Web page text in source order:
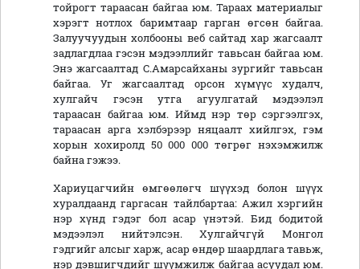
тойрогт тараасан байгаа юм. Тараах материалыг
хэрэгт нотлох баримтаар гарган өгсөн байгаа.
Залуучуудын холбооны веб сайтад хар жагсаалт
задлагдлаа гэсэн мэдээллийг тавьсан байгаа юм.
Энэ жагсаалтад С.Амарсайханы зургийг тавьсан
байгаа. Уг жагсаалтад орсон хүмүүс худалч,
хулгайч гэсэн утга агуулгатай мэдээлэл
тараасан байгаа юм. Иймд нэр төр сэргээлгэх,
тараасан арга хэлбэрээр няцаалт хийлгэх, гэм
хорын хохиролд 50 000 000 төгрөг нэхэмжилж
байна гэжээ.
Хариуцагчийн өмгөөлөгч шүүхэд болон шүүх
хуралдаанд гаргасан тайлбартаа: Ажил хэргийн
нэр хүнд гэдэг бол асар үнэтэй. Бид бодитой
мэдээлэл нийтэлсэн. Хулгайчгүй Монгол
гэдгийг алсыг харж, асар өндөр шаардлага тавьж,
нэр дэвшигчдийг шүүмжилж байгаа асуудал юм.